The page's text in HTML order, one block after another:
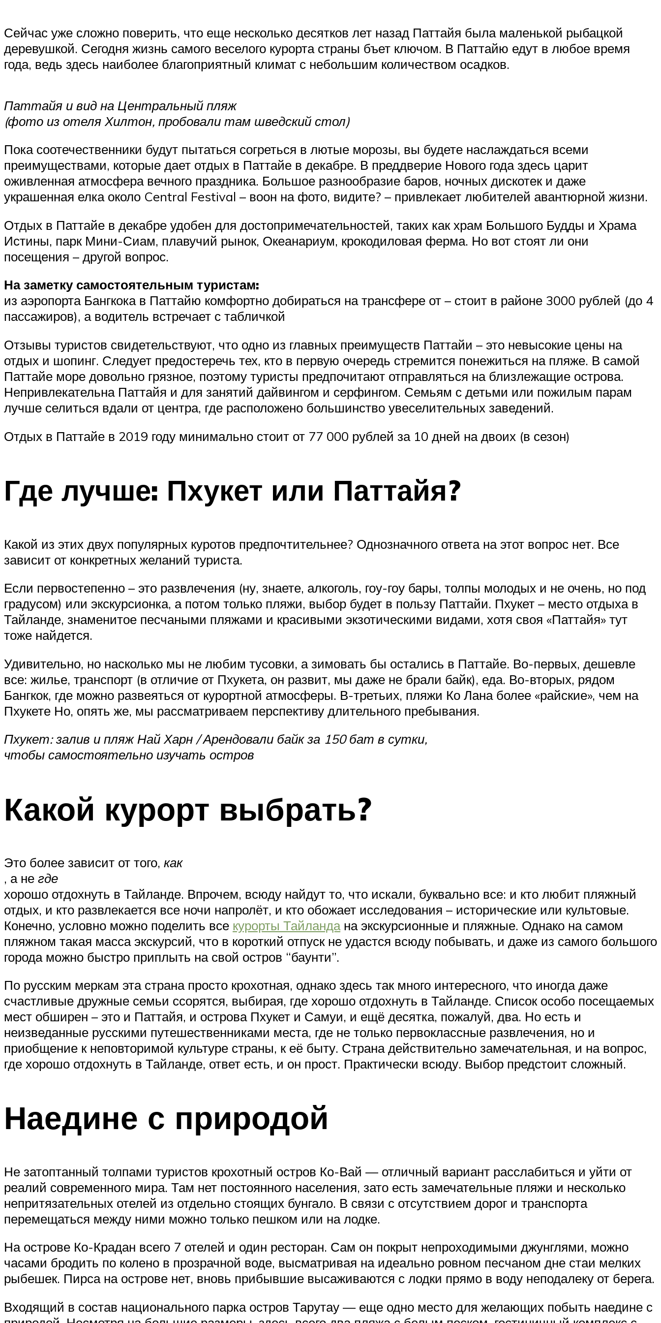
Сейчас уже сложно поверить, что еще несколько десятков лет назад Паттайя была маленькой рыбацкой
деревушкой. Сегодня жизнь самого веселого курорта страны бъет ключом. В Паттайю едут в любое время
года, ведь здесь наиболее благоприятный климат с небольшим количеством осадков.
Паттайя и вид на Центральный пляж
(фото из отеля Хилтон, пробовали там шведский стол)
Пока соотечественники будут пытаться согреться в лютые морозы, вы будете наслаждаться всеми
преимуществами, которые дает отдых в Паттайе в декабре. В преддверие Нового года здесь царит
оживленная атмосфера вечного праздника. Большое разнообразие баров, ночных дискотек и даже
украшенная елка около Central Festival – воон на фото, видите? – привлекает любителей авантюрной жизни.
Отдых в Паттайе в декабре удобен для достопримечательностей, таких как храм Большого Будды и Храма
Истины, парк Мини-Сиам, плавучий рынок, Океанариум, крокодиловая ферма. Но вот стоят ли они
посещения – другой вопрос.
На заметку самостоятельным туристам:
из аэропорта Бангкока в Паттайю комфортно добираться на трансфере от – стоит в районе 3000 рублей (до 4
пассажиров), а водитель встречает с табличкой
Отзывы туристов свидетельствуют, что одно из главных преимуществ Паттайи – это невысокие цены на
отдых и шопинг. Следует предостеречь тех, кто в первую очередь стремится понежиться на пляже. В самой
Паттайе море довольно грязное, поэтому туристы предпочитают отправляться на близлежащие острова.
Непривлекательна Паттайя и для занятий дайвингом и серфингом. Семьям с детьми или пожилым парам
лучше селиться вдали от центра, где расположено большинство увеселительных заведений.
Отдых в Паттайе в 2019 году минимально стоит от 77 000 рублей за 10 дней на двоих (в сезон)
Где лучше: Пхукет или Паттайя?
Какой из этих двух популярных куротов предпочтительнее? Однозначного ответа на этот вопрос нет. Все
зависит от конкретных желаний туриста.
Если первостепенно – это развлечения (ну, знаете, алкоголь, гоу-гоу бары, толпы молодых и не очень, но под
градусом) или экскурсионка, а потом только пляжи, выбор будет в пользу Паттайи. Пхукет – место отдыха в
Тайланде, знаменитое песчаными пляжами и красивыми экзотическими видами, хотя своя «Паттайя» тут
тоже найдется.
Удивительно, но насколько мы не любим тусовки, а зимовать бы остались в Паттайе. Во-первых, дешевле
все: жилье, транспорт (в отличие от Пхукета, он развит, мы даже не брали байк), еда. Во-вторых, рядом
Бангкок, где можно развеяться от курортной атмосферы. В-третьих, пляжи Ко Лана более «райские», чем на
Пхукете Но, опять же, мы рассматриваем перспективу длительного пребывания.
Пхукет: залив и пляж Най Харн / Арендовали байк за 150 бат в сутки,
чтобы самостоятельно изучать остров
Какой курорт выбрать?
Это более зависит от того, как
, а не где
хорошо отдохнуть в Тайланде. Впрочем, всюду найдут то, что искали, буквально все: и кто любит пляжный
отдых, и кто развлекается все ночи напролёт, и кто обожает исследования – исторические или культовые.
Конечно, условно можно поделить все курорты Тайландана экскурсионные и пляжные. Однако на самом
пляжном такая масса экскурсий, что в короткий отпуск не удастся всюду побывать, и даже из самого большого
города можно быстро приплыть на свой остров “баунти”.
По русским меркам эта страна просто крохотная, однако здесь так много интересного, что иногда даже
счастливые дружные семьи ссорятся, выбирая, где хорошо отдохнуть в Тайланде. Список особо посещаемых
мест обширен – это и Паттайя, и острова Пхукет и Самуи, и ещё десятка, пожалуй, два. Но есть и
неизведанные русскими путешественниками места, где не только первоклассные развлечения, но и
приобщение к неповторимой культуре страны, к её быту. Страна действительно замечательная, и на вопрос,
где хорошо отдохнуть в Тайланде, ответ есть, и он прост. Практически всюду. Выбор предстоит сложный.
Наедине с природой
Не затоптанный толпами туристов крохотный остров Ко-Вай — отличный вариант расслабиться и уйти от
реалий современного мира. Там нет постоянного населения, зато есть замечательные пляжи и несколько
непритязательных отелей из отдельно стоящих бунгало. В связи с отсутствием дорог и транспорта
перемещаться между ними можно только пешком или на лодке.
На острове Ко-Крадан всего 7 отелей и один ресторан. Сам он покрыт непроходимыми джунглями, можно
часами бродить по колено в прозрачной воде, высматривая на идеально ровном песчаном дне стаи мелких
рыбешек. Пирса на острове нет, вновь прибывшие высаживаются с лодки прямо в воду неподалеку от берега.
Входящий в состав национального парка остров Тарутау — еще одно место для желающих побыть наедине с